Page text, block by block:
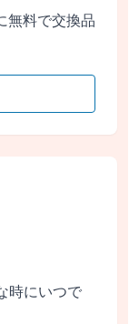
無料で交換品
時にいつで